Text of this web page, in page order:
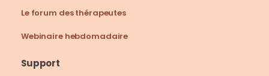
Le forum des thérapeutes
Webinaire hebdomadaire
Support